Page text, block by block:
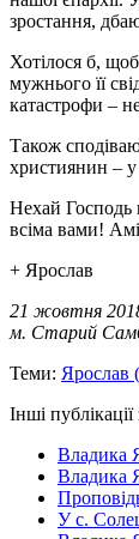
зростання,
Хотілося б,
мужнього її
катастрофи –
Також
християнин – у
Нехай Господь
всіма вами!
+ Ярослав
21 жовтня
м. Старий
Теми: Ярослав
Інші
Владика
Владика
У с.